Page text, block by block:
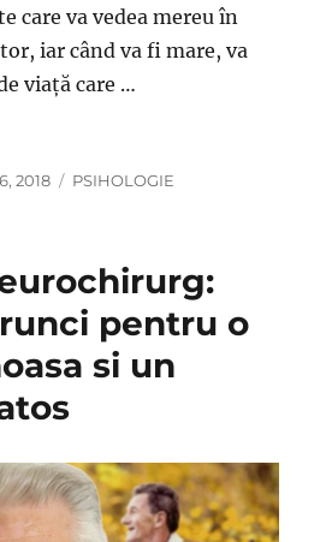
care va vedea mereu în
iar când va fi mare, va
viaţă care …
2018 Categories
PSIHOLOGIE
pentru o
si un